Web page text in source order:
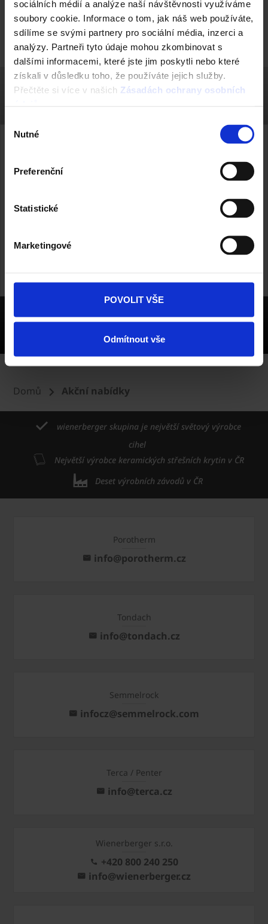
sociálních médií a analýze naší návštěvnosti využíváme
soubory cookie. Informace o tom, jak náš web používáte,
sdílíme se svými partnery pro sociální média, inzerci a
analýzy. Partneři tyto údaje mohou zkombinovat s
dalšími informacemi, které jste jim poskytli nebo které
získali v důsledku toho, že používáte jejich služby.
Přečtěte si více v našich Zásadách ochrany osobních
souhlasu
Nutné
Preferenční
Statistické
Marketingové
POVOLIT VŠE
Odmítnout vše
Okamžitý odhad ceny stropu + sleva na strop
Porotherm.
Oslovte naše zákaznické centrum a nechte si
Domů Akční nabídky
wienerberger skupina je největší světový výrobce
cihel
Největší výrobce keramických střešních krytin v ČR
Deset výrobních závodů v ČR
Porotherm
info@porotherm.cz
Tondach
info@tondach.cz
Semmelrock
infocz@semmelrock.com
Terca / Penter
info@terca.cz
Wienerberger s.r.o.
+420 800 240 250
info@wienerberger.cz